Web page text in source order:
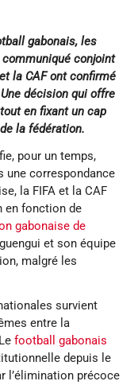
gabonais, les
conjoint
la CAF ont confirmé
décision qui offre
en fixant un cap
la fédération.
pour un temps,
une correspondance
la FIFA et la CAF
en fonction de
gabonaise de
et son équipe
malgré les
survient
entre la
football gabonais
depuis le
l’élimination précoce